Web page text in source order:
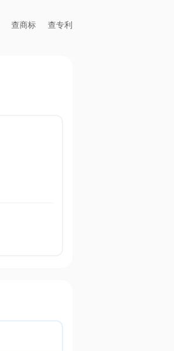
查商标 查专利